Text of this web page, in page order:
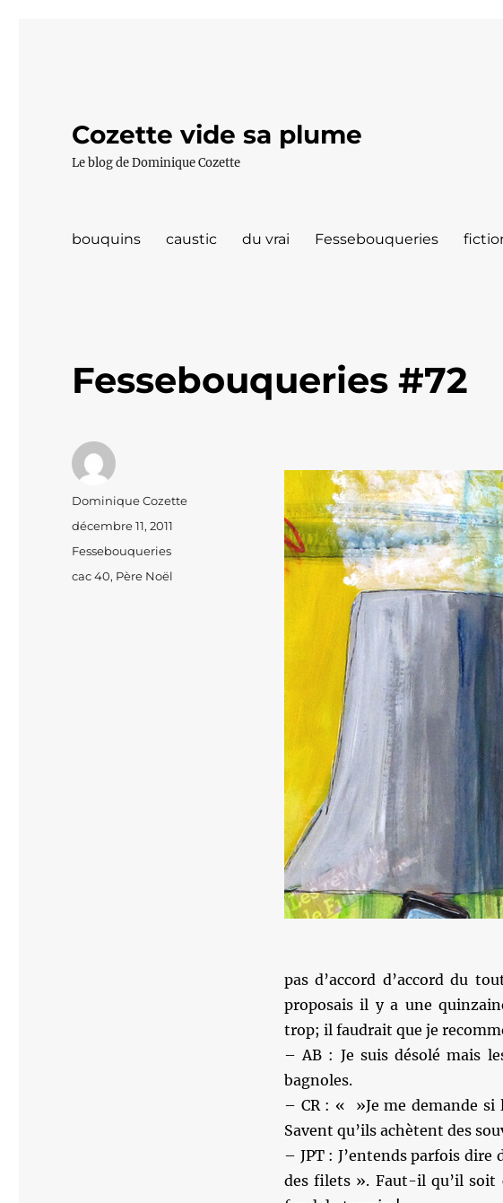
Cozette vide sa plume
Le blog de Dominique Cozette
bouquins caustic du vrai Fessebouqueries
Fessebouqueries #72
pas d’accord d’accord du
proposais il y a une
trop; il faudrait que je
– AB : Je suis désolé mais
bagnoles.
– CR : « »Je me demande
Savent qu’ils achètent des
– JPT : J’entends parfois
des filets ». Faut-il qu’il soit
Auteur
Dominique Cozette
Publié
décembre 11, 2011
Catégories
Fessebouqueries
Étiquettes
cac 40, Père Noël